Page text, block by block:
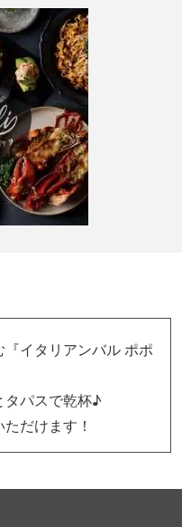
『イタリアンバル ポポ
タパスで乾杯♪
だけます！